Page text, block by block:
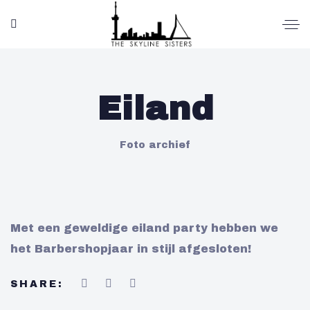
Eiland
Foto archief
Met een geweldige eiland party hebben we
het Barbershopjaar in stijl afgesloten!
SHARE: